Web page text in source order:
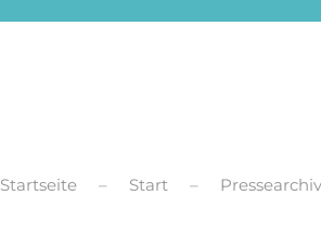
Startseite Start Pressearchiv